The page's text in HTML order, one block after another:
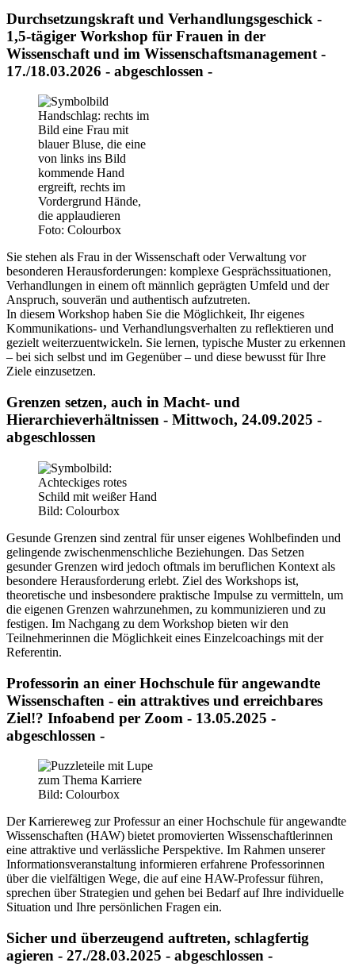
Durchsetzungskraft und Verhandlungsgeschick -
1,5-tägiger Workshop für Frauen in der
Wissenschaft und im Wissenschaftsmanagement -
17./18.03.2026 - abgeschlossen -
Foto: Colourbox
Sie stehen als Frau in der Wissenschaft oder Verwaltung vor
besonderen Herausforderungen: komplexe Gesprächssituationen,
Verhandlungen in einem oft männlich geprägten Umfeld und der
Anspruch, souverän und authentisch aufzutreten.
In diesem Workshop haben Sie die Möglichkeit, Ihr eigenes
Kommunikations- und Verhandlungsverhalten zu reflektieren und
gezielt weiterzuentwickeln. Sie lernen, typische Muster zu erkennen
– bei sich selbst und im Gegenüber – und diese bewusst für Ihre
Ziele einzusetzen.
Grenzen setzen, auch in Macht- und
Hierarchieverhältnissen - Mittwoch, 24.09.2025 -
abgeschlossen
Bild: Colourbox
Gesunde Grenzen sind zentral für unser eigenes Wohlbefinden und
gelingende zwischenmenschliche Beziehungen. Das Setzen
gesunder Grenzen wird jedoch oftmals im beruflichen Kontext als
besondere Herausforderung erlebt. Ziel des Workshops ist,
theoretische und insbesondere praktische Impulse zu vermitteln, um
die eigenen Grenzen wahrzunehmen, zu kommunizieren und zu
festigen. Im Nachgang zu dem Workshop bieten wir den
Teilnehmerinnen die Möglichkeit eines Einzelcoachings mit der
Referentin.
Professorin an einer Hochschule für angewandte
Wissenschaften - ein attraktives und erreichbares
Ziel!? Infoabend per Zoom - 13.05.2025 -
abgeschlossen -
Bild: Colourbox
Der Karriereweg zur Professur an einer Hochschule für angewandte
Wissenschaften (HAW) bietet promovierten Wissenschaftlerinnen
eine attraktive und verlässliche Perspektive. Im Rahmen unserer
Informationsveranstaltung informieren erfahrene Professorinnen
über die vielfältigen Wege, die auf eine HAW-Professur führen,
sprechen über Strategien und gehen bei Bedarf auf Ihre individuelle
Situation und Ihre persönlichen Fragen ein.
Sicher und überzeugend auftreten, schlagfertig
agieren - 27./28.03.2025 - abgeschlossen -